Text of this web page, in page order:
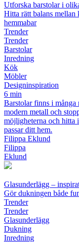
Utforska barstolar i
Hitta rätt balans
hemmabar
Trender
Trender
Barstolar
Inredning
Kök
Möbler
Designinspiration
6 min
Barstolar finns i många
modern metall och
möjligheterna och hitta
passar ditt hem.
Filippa Eklund
Filippa
Eklund
Glasunderlägg –
Gör dukningen både
Trender
Trender
Glasunderlägg
Dukning
Inredning